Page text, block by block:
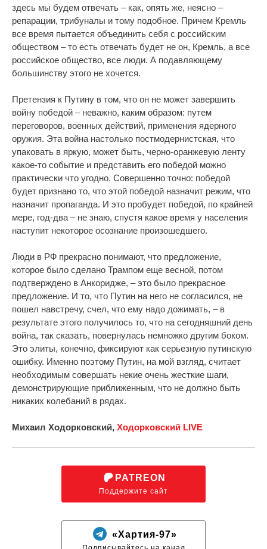
здесь мы будем отвечать – как, опять же, неясно –
репарации, трибуналы и тому подобное. Причем Кремль
все время пытается объединить себя с российским
обществом – то есть отвечать будет не он, Кремль, а все
российское общество, все люди. А подавляющему
большинству этого не хочется.
Претензия к Путину в том, что он не может завершить
войну победой – неважно, каким образом: путем
переговоров, военных действий, применения ядерного
оружия. Эта война настолько постмодернистская, что
упаковать в яркую, может быть, черно-оранжевую ленту
какое-то событие и представить его победой можно
практически что угодно. Совершенно точно: победой
будет признано то, что этой победой назначит режим, что
назначит пропаганда. И это пробудет победой, по крайней
мере, год-два – не знаю, спустя какое время у населения
наступит некоторое осознание произошедшего.
Люди в РФ прекрасно понимают, что предложение,
которое было сделано Трампом еще весной, потом
подтверждено в Анкоридже, – это было прекрасное
предложение. И то, что Путин на него не согласился, не
пошел навстречу, счел, что ему надо дожимать, – в
результате этого получилось то, что на сегодняшний день
война, так сказать, повернулась немножко другим боком.
Это элиты, конечно, фиксируют как серьезную путинскую
ошибку. Именно поэтому Путин, на мой взгляд, считает
необходимым совершать некие очень жесткие шаги,
демонстрирующие приближенным, что не должно быть
никаких колебаний в рядах.
Михаил Ходорковский, Ходорковский LIVE
PATREON
Поддержите сайт
«Хартия-97»